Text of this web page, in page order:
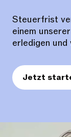
Steuerfrist
einem
erledigen
Jetzt